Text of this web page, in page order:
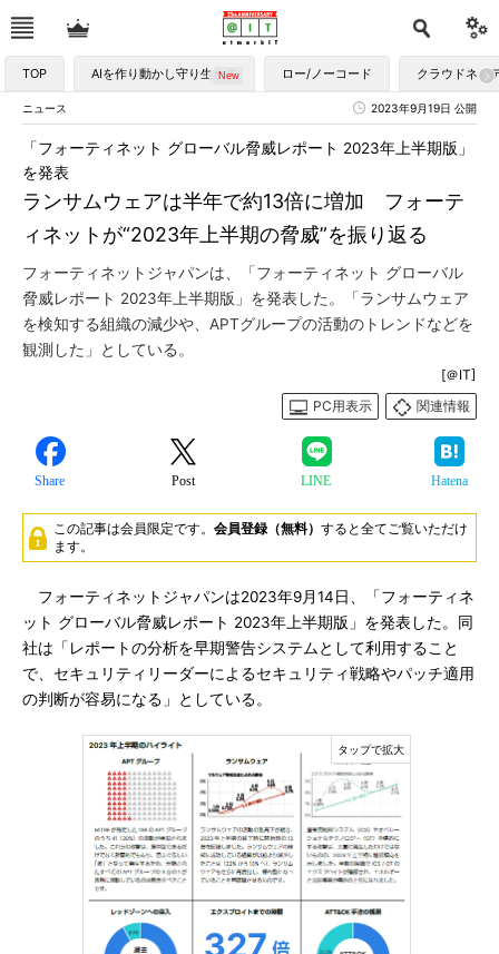
TOP AIを作り動かし守り生かす ロー/ノーコード クラウドネイ
ニュース 2023年9月19日 公開
ランサムウェアは半年で約13倍に増加 フォーテ
ィネットが“2023年上半期の脅威”を振り返る
「フォーティネット グローバル脅威レポート 2023年上半期版」
を発表
フォーティネットジャパンは、「フォーティネット グローバル
脅威レポート 2023年上半期版」を発表した。「ランサムウェア
を検知する組織の減少や、APTグループの活動のトレンドなどを
観測した」としている。
[＠IT]
PC用表示
関連情報
Share Post LINE Hatena
この記事は会員限定です。 会員登録（無料） すると全てご覧いただけ
ます。
フォーティネットジャパンは2023年9月14日、「フォーティネ
ット グローバル脅威レポート 2023年上半期版」を発表した。同
社は「レポートの分析を早期警告システムとして利用すること
で、セキュリティリーダーによるセキュリティ戦略やパッチ適用
の判断が容易になる」としている。